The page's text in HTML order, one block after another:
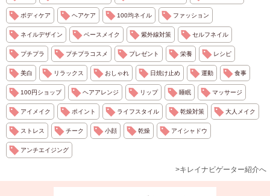
ボディケア ヘアケア 100均ネイル ファッション
ネイルデザイン ベースメイク 紫外線対策 セルフネイル
プチプラ プチプラコスメ プレゼント 栄養 レシピ
美白 リラックス おしゃれ 日焼け止め 運動 食事
100円ショップ ヘアアレンジ リップ 睡眠 マッサージ
アイメイク ポイント ライフスタイル 乾燥対策 大人メイク
ストレス チーク 小顔 乾燥 アイシャドウ
アンチエイジング
>キレイナビゲーター紹介へ